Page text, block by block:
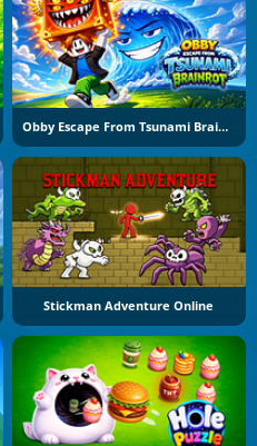
Obby Escape From Tsunami Brainrot
Stickman Adventure Online